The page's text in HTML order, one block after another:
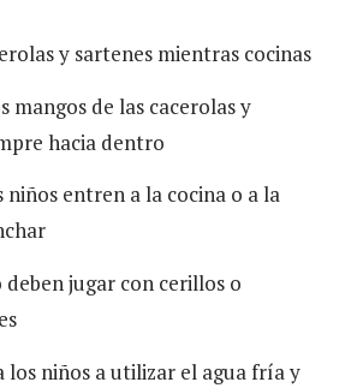
y sartenes mientras cocinas
mangos de las cacerolas y
hacia dentro
niños entren a la cocina o a la
deben jugar con cerillos o
los niños a utilizar el agua fría y